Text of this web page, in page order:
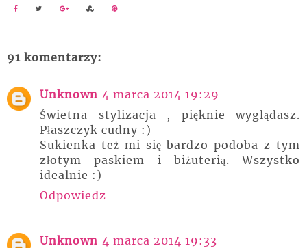
91 komentarzy:
Unknown 4 marca 2014 19:29
Świetna stylizacja , pięknie wyglądasz.
Płaszczyk cudny :)
Sukienka też mi się bardzo podoba z tym
złotym paskiem i biżuterią. Wszystko
idealnie :)
Odpowiedz
Unknown 4 marca 2014 19:33